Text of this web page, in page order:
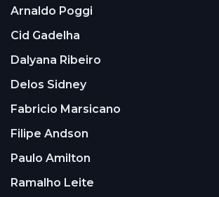
Arnaldo Poggi
Cid Gadelha
Dalyana Ribeiro
Delos Sidney
Fabricio Marsicano
Filipe Andson
Paulo Amilton
Ramalho Leite